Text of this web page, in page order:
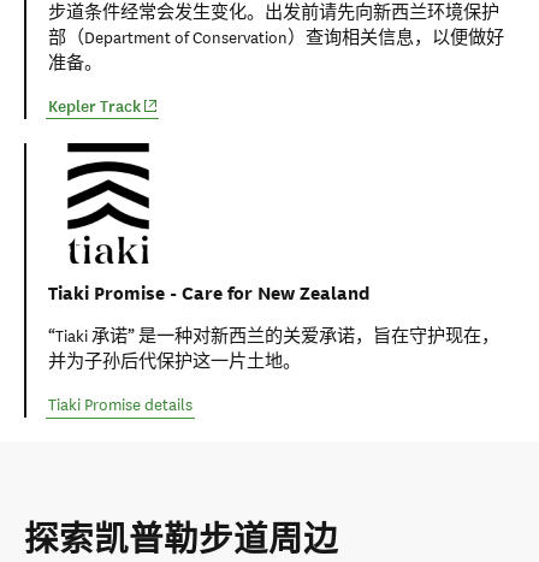
步道条件经常会发生变化。出发前请先向新西兰环境保护
部（Department of Conservation）查询相关信息，以便做好
准备。
Kepler Track(opens in new window)
Tiaki Promise - Care for New Zealand
“Tiaki 承诺” 是一种对新西兰的关爱承诺，旨在守护现在，
并为子孙后代保护这一片土地。
Tiaki Promise details
探索凯普勒步道周边